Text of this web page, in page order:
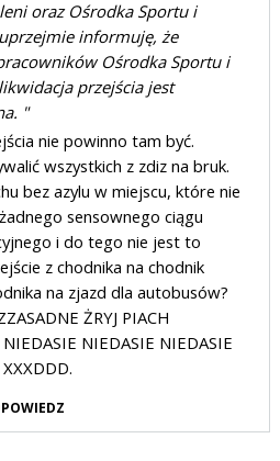
oraz Ośrodka Sportu i
informuję, że
Ośrodka Sportu i
przejścia jest
"
nie powinno tam być.
wszystkich z zdiz na bruk.
bez azylu w miejscu, które nie
sensownego ciągu
i do tego nie jest to
z chodnika na chodnik
na zjazd dla autobusów?
ŻRYJ PIACH
NIEDASIE NIEDASIE